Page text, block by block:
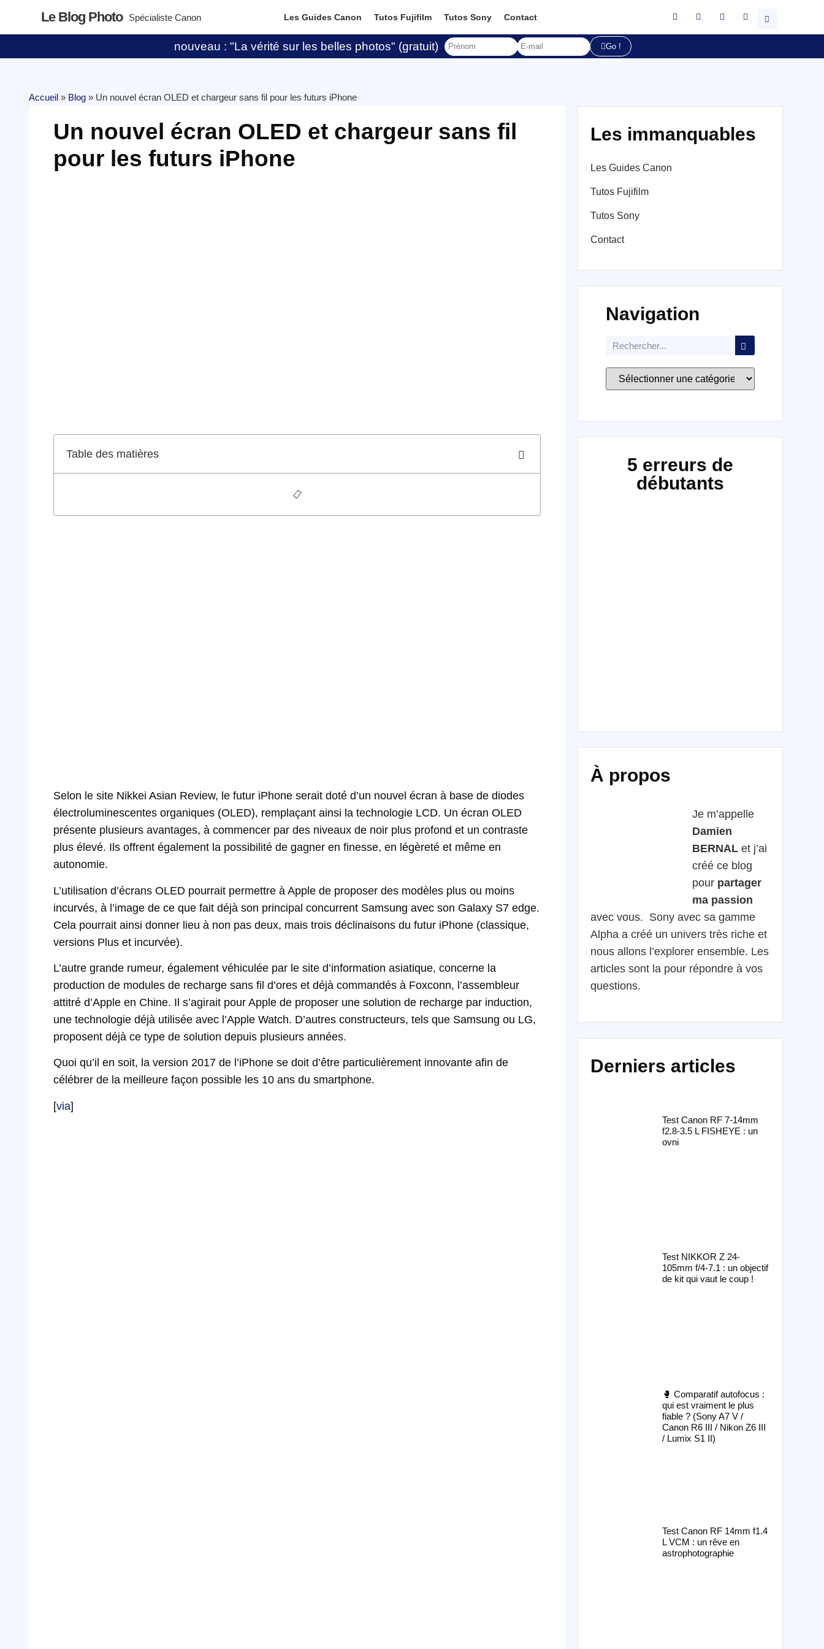
Le Blog Photo Spécialiste Canon Les Guides Canon Tutos Fujifilm Tutos Sony Contact
nouveau : "La vérité sur les belles photos" (gratuit) Go !
Accueil » Blog » Un nouvel écran OLED et chargeur sans fil pour les futurs iPhone
Un nouvel écran OLED et chargeur sans fil
pour les futurs iPhone
Table des matières
Selon le site Nikkei Asian Review, le futur iPhone serait doté d’un nouvel écran à base de diodes
électroluminescentes organiques (OLED), remplaçant ainsi la technologie LCD. Un écran OLED
présente plusieurs avantages, à commencer par des niveaux de noir plus profond et un contraste
plus élevé. Ils offrent également la possibilité de gagner en finesse, en légèreté et même en
autonomie.
L’utilisation d’écrans OLED pourrait permettre à Apple de proposer des modèles plus ou moins
incurvés, à l’image de ce que fait déjà son principal concurrent Samsung avec son Galaxy S7 edge.
Cela pourrait ainsi donner lieu à non pas deux, mais trois déclinaisons du futur iPhone (classique,
versions Plus et incurvée).
L’autre grande rumeur, également véhiculée par le site d’information asiatique, concerne la
production de modules de recharge sans fil d’ores et déjà commandés à Foxconn, l’assembleur
attitré d’Apple en Chine. Il s’agirait pour Apple de proposer une solution de recharge par induction,
une technologie déjà utilisée avec l’Apple Watch. D’autres constructeurs, tels que Samsung ou LG,
proposent déjà ce type de solution depuis plusieurs années.
Quoi qu’il en soit, la version 2017 de l’iPhone se doit d’être particulièrement innovante afin de
célébrer de la meilleure façon possible les 10 ans du smartphone.
[via]
Les immanquables
Les Guides Canon
Tutos Fujifilm
Tutos Sony
Contact
Navigation
5 erreurs de
débutants
À propos
Je m’appelle
Damien
BERNAL et j’ai
créé ce blog
pour partager
ma passion
avec vous. Sony avec sa gamme
Alpha a créé un univers très riche et
nous allons l’explorer ensemble. Les
articles sont la pour répondre à vos
questions.
Derniers articles
Test Canon RF 7-14mm
f2.8-3.5 L FISHEYE : un
ovni
Test NIKKOR Z 24-
105mm f/4-7.1 : un objectif
de kit qui vaut le coup !
🥊 Comparatif autofocus :
qui est vraiment le plus
fiable ? (Sony A7 V /
Canon R6 III / Nikon Z6 III
/ Lumix S1 II)
Test Canon RF 14mm f1.4
L VCM : un rêve en
astrophotographie